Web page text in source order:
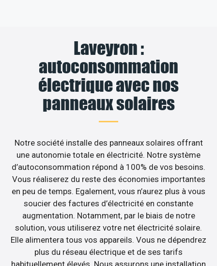
Laveyron :
autoconsommation
électrique avec nos
panneaux solaires
Notre société installe des panneaux solaires offrant
une autonomie totale en électricité. Notre système
d’autoconsommation répond à 100% de vos besoins.
Vous réaliserez du reste des économies importantes
en peu de temps. Egalement, vous n’aurez plus à vous
soucier des factures d’électricité en constante
augmentation. Notamment, par le biais de notre
solution, vous utiliserez votre net électricité solaire.
Elle alimentera tous vos appareils. Vous ne dépendrez
plus du réseau électrique et de ses tarifs
habituellement élevés. Nous assurons une installation